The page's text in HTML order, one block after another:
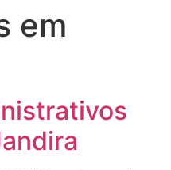
em